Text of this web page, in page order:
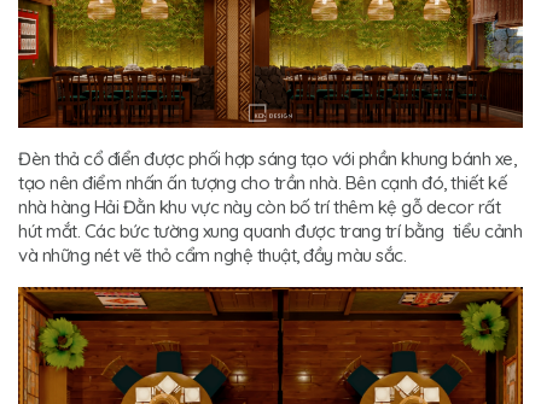
Đèn thả cổ điển được phối hợp sáng tạo với phần khung bánh xe,
tạo nên điểm nhấn ấn tượng cho trần nhà. Bên cạnh đó, thiết kế
nhà hàng Hải Đằn khu vực này còn bố trí thêm kệ gỗ decor rất
hút mắt. Các bức tường xung quanh được trang trí bằng tiểu cảnh
và những nét vẽ thỏ cẩm nghệ thuật, đầy màu sắc.